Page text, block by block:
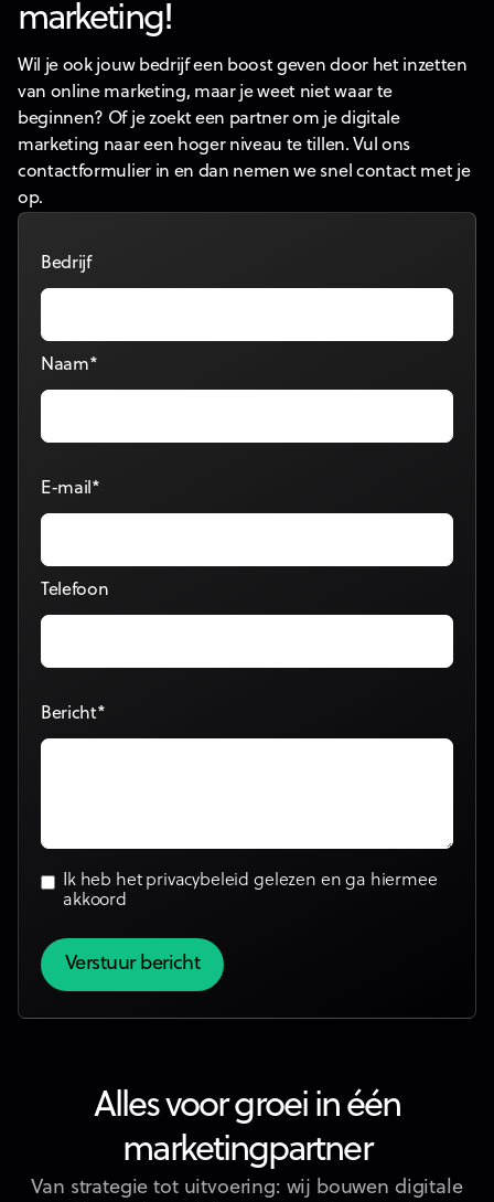
marketing!
Wil je ook jouw bedrijf een boost geven door het inzetten
van online marketing, maar je weet niet waar te
beginnen? Of je zoekt een partner om je digitale
marketing naar een hoger niveau te tillen. Vul ons
contactformulier in en dan nemen we snel contact met je
op.
Bedrijf
Naam*
E-mail*
Telefoon
Bericht*
Ik heb het privacybeleid gelezen en ga hiermee
akkoord
Alles voor groei in één
marketingpartner
Van strategie tot uitvoering: wij bouwen digitale